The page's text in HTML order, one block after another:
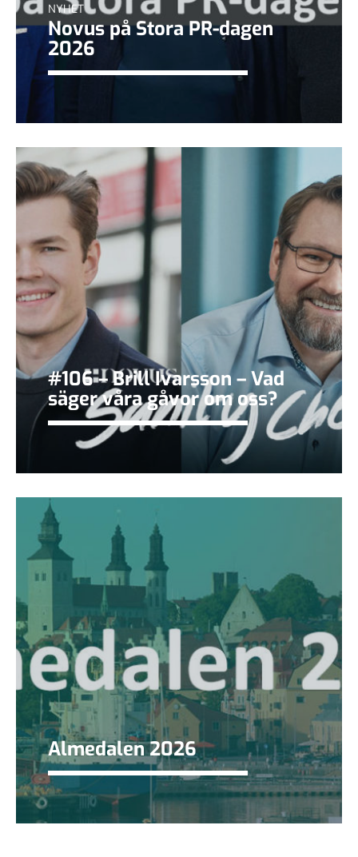
NYHET
Novus på Stora PR-dagen
2026
#106 – Brill Ivarsson – Vad
säger våra gåvor om oss?
Almedalen 2026